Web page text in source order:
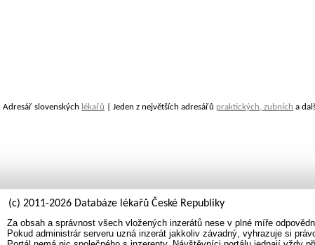
Adresář slovenských lékařů | Jeden z největších adresářů praktických, zubních a
(c) 2011-2026 Databáze lékařů České Republiky
Za obsah a správnost všech vložených inzerátů nese v plné míře
Pokud administrár serveru uzná inzerát jakkoliv závadný, vyhrazuje si